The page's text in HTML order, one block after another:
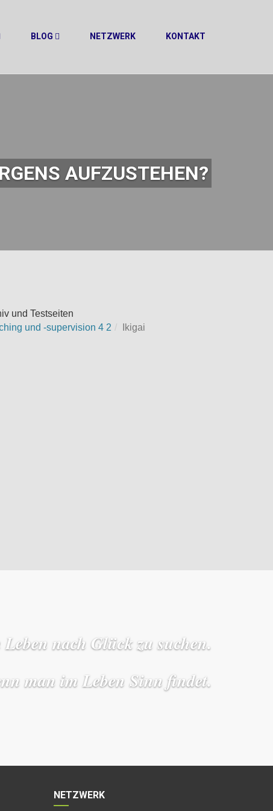
BLOG NETZWERK KONTAKT
AUFZUSTEHEN?
und Testseiten
und -supervision 4 2
Ikigai
nach Glück zu suchen.
man im Leben Sinn findet.
NETZWERK